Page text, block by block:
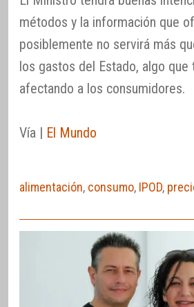
métodos y la información que
posiblemente no servirá más
los gastos del Estado, algo que
afectando a los consumidores.
Vía | El Mundo
alimentación, consumo, IPOD,